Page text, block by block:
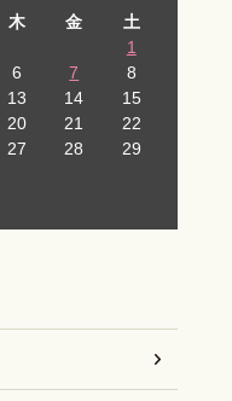
木 金
土
1
6 7
8
13 14
15
20 21
22
27 28
29